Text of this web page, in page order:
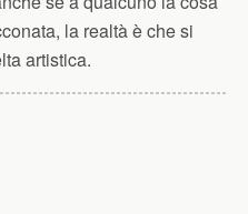
la realtà è che si
artistica.